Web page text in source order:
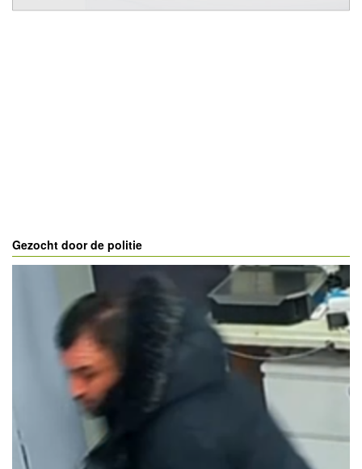
Gezocht door de politie